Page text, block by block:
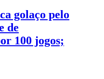
golaço pelo
de
100 jogos;